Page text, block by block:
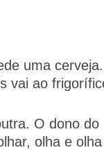
uma
vai ao
O dono
olha e